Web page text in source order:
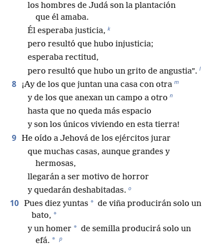
los hombres de Judá son la plantación
que él amaba.
Él esperaba justicia, k
pero resultó que hubo injusticia;
esperaba rectitud,
pero resultó que hubo un grito de angustia”. l
8 ¡Ay de los que juntan una casa con otra m
y de los que anexan un campo a otro n
hasta que no queda más espacio
y son los únicos viviendo en esta tierra!
9 He oído a Jehová de los ejércitos jurar
que muchas casas, aunque grandes y
hermosas,
llegarán a ser motivo de horror
y quedarán deshabitadas. o
10 Pues diez yuntas * de viña producirán solo un
bato, *
y un homer * de semilla producirá solo un
efá. * p